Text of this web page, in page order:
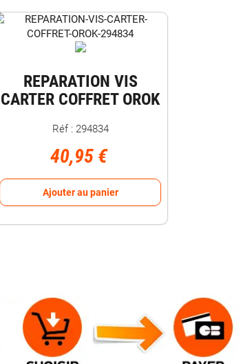
REPARATION VIS
CARTER COFFRET OROK
Réf : 294834
40,95 €
Ajouter au panier